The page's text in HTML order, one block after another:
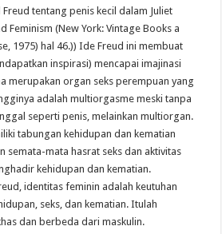
tentang penis kecil dalam Juliet
Feminism (New York: Vintage Books a
1975) hal 46.)) Ide Freud ini membuat
inspirasi) mencapai imajinasi
merupakan organ seks perempuan yang
adalah multiorgasme meski tanpa
seperti penis, melainkan multiorgan.
tabungan kehidupan dan kematian
semata-mata hasrat seks dan aktivitas
kehidupan dan kematian.
identitas feminin adalah keutuhan
seks, dan kematian. Itulah
dan berbeda dari maskulin.